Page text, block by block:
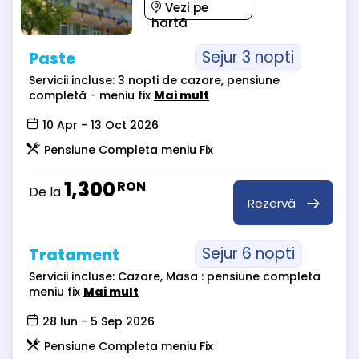
Vezi pe
hartă
Paste Sejur 3 nopti
Servicii incluse: 3 nopti de cazare, pensiune
completă - meniu fix Mai mult
10 Apr - 13 Oct 2026
Pensiune Completa meniu Fix
De la1,300RON
Rezervă
Tratament Sejur 6 nopti
Servicii incluse: Cazare, Masa : pensiune completa
meniu fix Mai mult
28 Iun - 5 Sep 2026
Pensiune Completa meniu Fix